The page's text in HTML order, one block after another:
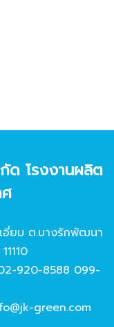
ด โรงงานผลิต
อี่ยม ต.บางรักพัฒนา
920-8588 099-
green.com